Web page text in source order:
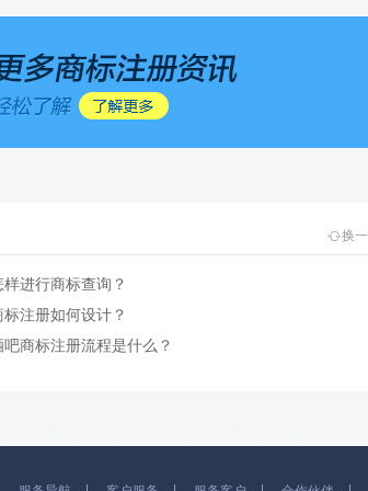
c换
样进行商标查询？
标注册如何设计？
吧商标注册流程是什么？